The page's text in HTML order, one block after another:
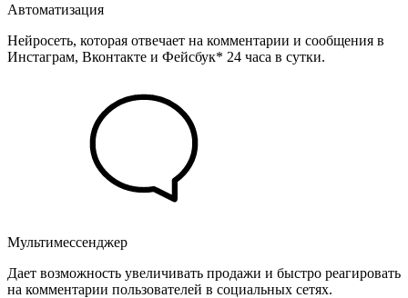
Автоматизация
Нейросеть, которая отвечает на комментарии и сообщения в
Инстаграм, Вконтакте и Фейсбук* 24 часа в сутки.
Мультимессенджер
Дает возможность увеличивать продажи и быстро реагировать
на комментарии пользователей в социальных сетях.